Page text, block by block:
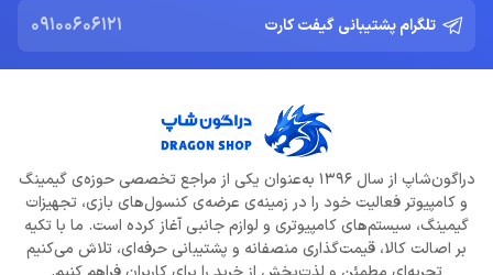
تلگرام پشتیبانی گیفت کارت 09100606121
دراگون‌شاپ از سال 1396 به‌عنوان یکی از مراجع تخصصی حوزه‌ی گیمینگ
و کامپیوتر فعالیت خود را در زمینه‌ی عرضه‌ی کنسول‌های بازی، تجهیزات
گیمینگ، سیستم‌های کامپیوتری و لوازم جانبی آغاز کرده است. ما با تکیه
بر اصالت کالا، قیمت‌گذاری منصفانه و پشتیبانی حرفه‌ای، تلاش می‌کنیم